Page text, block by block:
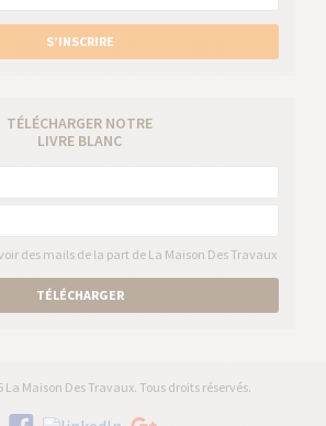
S’INSCRIRE
TÉLÉCHARGER NOTRE
LIVRE BLANC
des mails de la part de La Maison Des Travaux
TÉLÉCHARGER
La Maison Des Travaux. Tous droits réservés.